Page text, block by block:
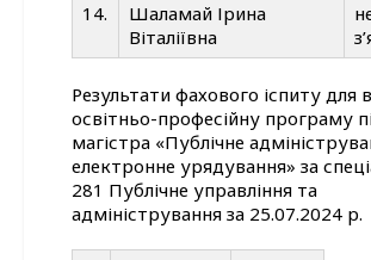
14.
Шаламай Ірина
Віталіївна
Результати фахового іспиту для
освітньо-професійну програму
магістра «Публічне
електронне урядування» за
281 Публічне управління та
адміністрування за 25.07.2024 р.